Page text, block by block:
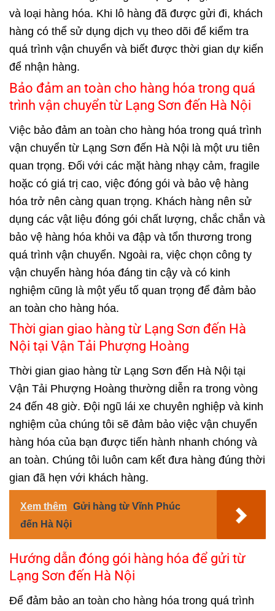
và loại hàng hóa. Khi lô hàng đã được gửi đi, khách
hàng có thể sử dụng dịch vụ theo dõi để kiểm tra
quá trình vận chuyển và biết được thời gian dự kiến
để nhận hàng.
Bảo đảm an toàn cho hàng hóa trong quá
trình vận chuyển từ Lạng Sơn đến Hà Nội
Việc bảo đảm an toàn cho hàng hóa trong quá trình
vận chuyển từ Lạng Sơn đến Hà Nội là một ưu tiên
quan trọng. Đối với các mặt hàng nhạy cảm, fragile
hoặc có giá trị cao, việc đóng gói và bảo vệ hàng
hóa trở nên càng quan trọng. Khách hàng nên sử
dụng các vật liệu đóng gói chất lượng, chắc chắn và
bảo vệ hàng hóa khỏi va đập và tổn thương trong
quá trình vận chuyển. Ngoài ra, việc chọn công ty
vận chuyển hàng hóa đáng tin cậy và có kinh
nghiệm cũng là một yếu tố quan trọng để đảm bảo
an toàn cho hàng hóa.
Thời gian giao hàng từ Lạng Sơn đến Hà
Nội tại Vận Tải Phượng Hoàng
Thời gian giao hàng từ Lạng Sơn đến Hà Nội tại
Vận Tải Phượng Hoàng thường diễn ra trong vòng
24 đến 48 giờ. Đội ngũ lái xe chuyên nghiệp và kinh
nghiệm của chúng tôi sẽ đảm bảo việc vận chuyển
hàng hóa của bạn được tiến hành nhanh chóng và
an toàn. Chúng tôi luôn cam kết đưa hàng đúng thời
gian đã hẹn với khách hàng.
Xem thêm Gửi hàng từ Vĩnh Phúc
đến Hà Nội
Hướng dẫn đóng gói hàng hóa để gửi từ
Lạng Sơn đến Hà Nội
Để đảm bảo an toàn cho hàng hóa trong quá trình